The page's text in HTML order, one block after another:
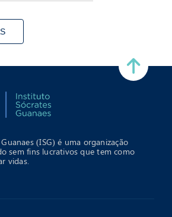
(ISG) é uma organização
sem fins lucrativos que tem como
vidas.